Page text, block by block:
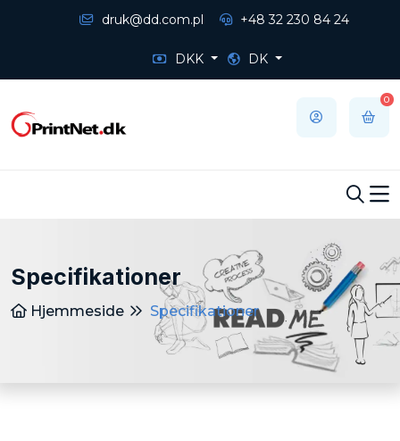
druk@dd.com.pl +48 32 230 84 24
DKK DK
0
Specifikationer
Hjemmeside Specifikationer